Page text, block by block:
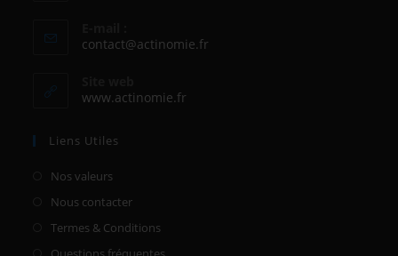
contact@actinomie.fr
www.actinomie.fr
Liens Utiles
Nos valeurs
Nous contacter
Termes & Conditions